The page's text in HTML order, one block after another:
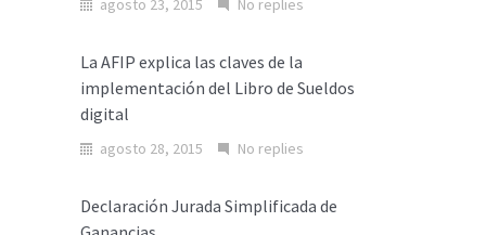
agosto 23, 2015 No replies
La AFIP explica las claves de la
implementación del Libro de Sueldos
digital
agosto 28, 2015 No replies
Declaración Jurada Simplificada de